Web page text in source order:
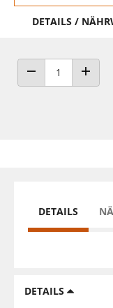
DETAILS /
ANZAHL VERRINGERN
DETAILS
DETAILS